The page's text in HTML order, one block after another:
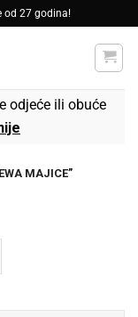
od 27 godina!
odjeće ili obuće
MAJICE”